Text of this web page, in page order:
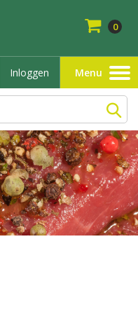
0
Inloggen
Toggle
navigation
Menu